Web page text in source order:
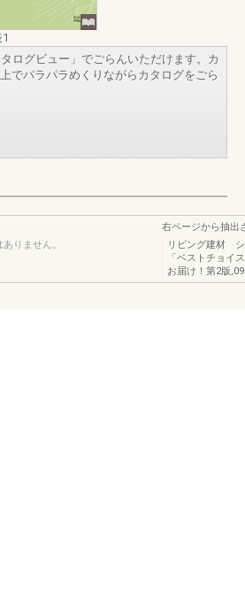
ログビュー」でごらんいただけます。カ
でパラパラめくりながらカタログをごら
りません。
右ページから抽出
リビング建材
「ベストチョイ
お届け！第2版